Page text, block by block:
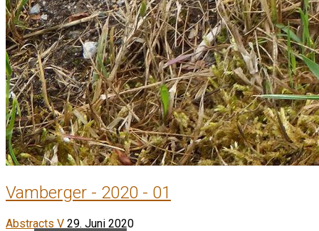
Vamberger - 2020 - 01
Abstracts V 29. Juni 2020